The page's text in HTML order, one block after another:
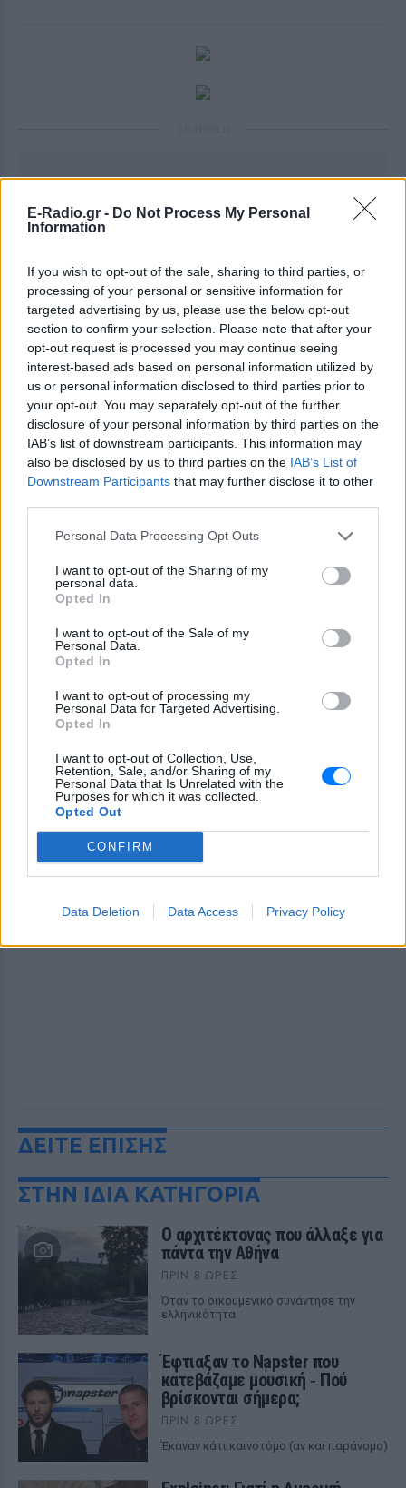
E-Radio.gr - Do Not Process My Personal
Information
If you wish to opt-out of the sale, sharing to third parties, or
processing of your personal or sensitive information for
targeted advertising by us, please use the below opt-out
section to confirm your selection. Please note that after your
opt-out request is processed you may continue seeing
interest-based ads based on personal information utilized by
us or personal information disclosed to third parties prior to
your opt-out. You may separately opt-out of the further
disclosure of your personal information by third parties on the
IAB’s list of downstream participants. This information may
also be disclosed by us to third parties on the IAB’s List of
Downstream Participants that may further disclose it to other
Personal Data Processing Opt Outs
I want to opt-out of the Sharing of my
personal data.
Opted In
I want to opt-out of the Sale of my
Personal Data.
Opted In
I want to opt-out of processing my
Personal Data for Targeted Advertising.
Opted In
I want to opt-out of Collection, Use,
Retention, Sale, and/or Sharing of my
Personal Data that Is Unrelated with the
Purposes for which it was collected.
Opted Out
CONFIRM
Data Deletion Data Access Privacy Policy
Ακολουθήστε το E-Radio.gr στο
Google News
και μάθετε πρώτοιτα πιο hot νέα.
Εσύ μπήκες στο E-Daily.gr; Τα νέα της ημέρας
και ότι σου κάνει κλικ!
Ακολουθήστε το E-Radio.gr και στο Instagram
ΔΙΑΦΗΜΙΣΗ
ΔΕΙΤΕ ΕΠΙΣΗΣ
ΣΤΗΝ ΙΔΙΑ ΚΑΤΗΓΟΡΙΑ
Ο αρχιτέκτονας που άλλαξε για
πάντα την Αθήνα
ΠΡΙΝ 8 ΏΡΕΣ
Όταν το οικουμενικό συνάντησε την
ελληνικότητα
Έφτιαξαν το Napster που
κατεβάζαμε μουσική ‑ Πού
βρίσκονται σήμερα;
ΠΡΙΝ 8 ΏΡΕΣ
Έκαναν κάτι καινοτόμο (αν και παράνομο)